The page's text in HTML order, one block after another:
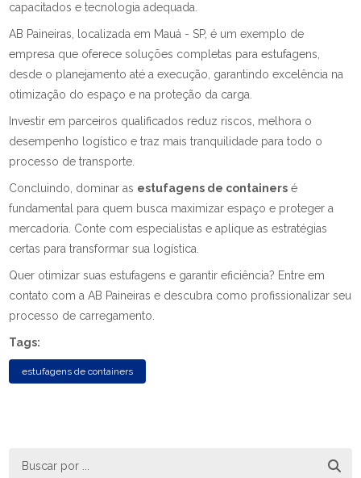
capacitados e tecnologia adequada.
AB Paineiras, localizada em Mauá - SP, é um exemplo de
empresa que oferece soluções completas para estufagens,
desde o planejamento até a execução, garantindo excelência na
otimização do espaço e na proteção da carga.
Investir em parceiros qualificados reduz riscos, melhora o
desempenho logístico e traz mais tranquilidade para todo o
processo de transporte.
Concluindo, dominar as estufagens de containers é
fundamental para quem busca maximizar espaço e proteger a
mercadoria. Conte com especialistas e aplique as estratégias
certas para transformar sua logística.
Quer otimizar suas estufagens e garantir eficiência? Entre em
contato com a AB Paineiras e descubra como profissionalizar seu
processo de carregamento.
Tags:
estufagens de containers